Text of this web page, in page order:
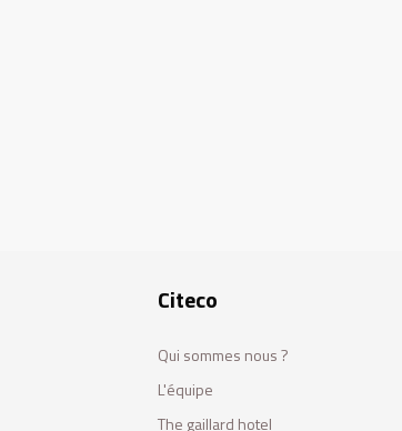
Citeco
Qui sommes nous ?
L'équipe
The gaillard hotel